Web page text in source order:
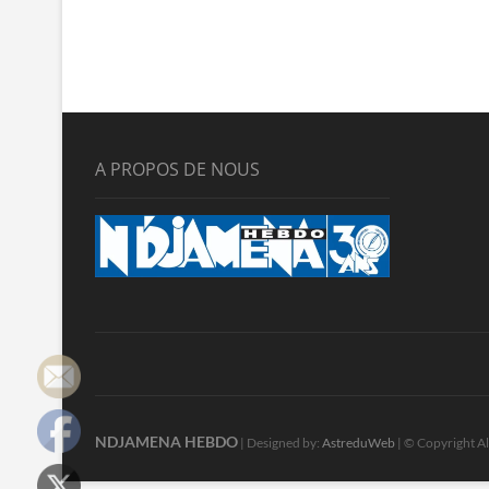
A PROPOS DE NOUS
NDJAMENA HEBDO | Designed by: AstreduWeb | © Copyright